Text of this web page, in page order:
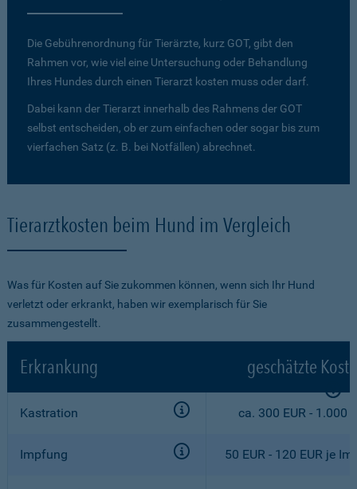
Die Gebührenordnung für Tierärzte, kurz GOT, gibt den
Rahmen vor, wie viel eine Untersuchung oder Behandlung
Ihres Hundes durch einen Tierarzt kosten muss oder darf.
Dabei kann der Tierarzt innerhalb des Rahmens der GOT
selbst entscheiden, ob er zum einfachen oder sogar bis zum
vierfachen Satz (z. B. bei Notfällen) abrechnet.
Tierarztkosten beim Hund im Vergleich
Was für Kosten auf Sie zukommen können, wenn sich Ihr Hund
verletzt oder erkrankt, haben wir exemplarisch für Sie
zusammengestellt.
Erkrankung geschätzte
Kastration ca. 300 EUR - 1.000
Impfung 50 EUR - 120 EUR je